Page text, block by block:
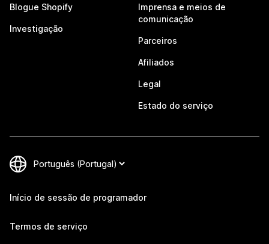
Blogue Shopify
Investigação
Imprensa e meios de
comunicação
Parceiros
Afiliados
Legal
Estado do serviço
Início de sessão de programador
Termos de serviço